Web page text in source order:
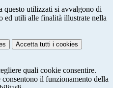
questo utilizzati si avvalgono di
ed utili alle finalità illustrate nella
Accetta tutti i cookies
quali cookie consentire.
il funzionamento della